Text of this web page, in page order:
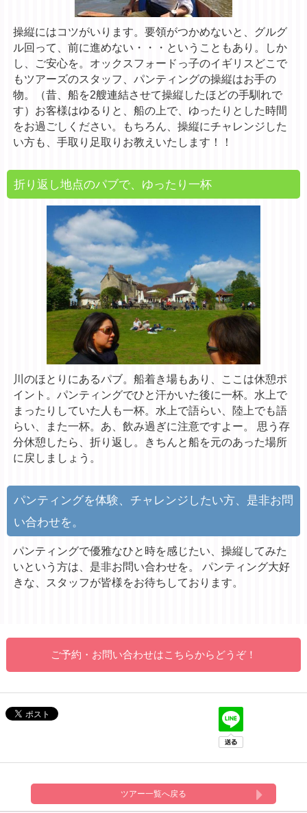
操縦にはコツがいります。要領がつかめないと、グルグ
ル回って、前に進めない・・・ということもあり。しか
し、ご安心を。オックスフォードっ子のイギリスどこで
もツアーズのスタッフ、パンティングの操縦はお手の
物。（昔、船を2艘連結させて操縦したほどの手馴れで
す）お客様はゆるりと、船の上で、ゆったりとした時間
をお過ごしください。もちろん、操縦にチャレンジした
い方も、手取り足取りお教えいたします！！
折り返し地点のパブで、ゆったり一杯
川のほとりにあるパブ。船着き場もあり、ここは休憩ポ
イント。パンティングでひと汗かいた後に一杯。水上で
まったりしていた人も一杯。水上で語らい、陸上でも語
らい、また一杯。あ、飲み過ぎに注意ですよー。 思う存
分休憩したら、折り返し。きちんと船を元のあった場所
に戻しましょう。
パンティングを体験、チャレンジしたい方、是非お問
い合わせを。
パンティングで優雅なひと時を感じたい、操縦してみた
いという方は、是非お問い合わせを。 パンティング大好
きな、スタッフが皆様をお待ちしております。
ご予約・お問い合わせはこちらからどうぞ！
ツアー一覧へ戻る